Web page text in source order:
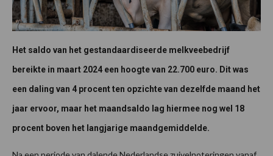
Het saldo van het gestandaardiseerde melkveebedrijf
bereikte in maart 2024 een hoogte van 22.700 euro. Dit was
een daling van 4 procent ten opzichte van dezelfde maand het
jaar ervoor, maar het maandsaldo lag hiermee nog wel 18
procent boven het langjarige maandgemiddelde.